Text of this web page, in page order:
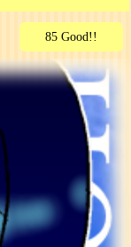
85 Good!!